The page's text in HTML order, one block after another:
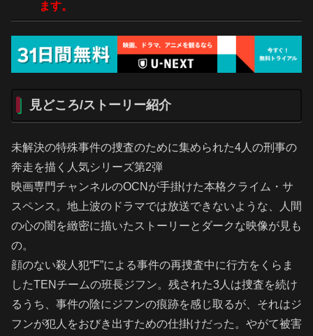
ます。
見どころ/ストーリー紹介
未解決の特殊事件の捜査のために集められた4人の刑事の
奔走を描く人気シリーズ第2弾
映画専門チャンネルのOCNが手掛けた本格クライム・サ
スペンス。地上波のドラマでは放送できないような、人間
の心の闇を緻密に描いたストーリーとダークな映像が見も
の。
顔のない殺人犯“F”による事件の再捜査中に行方をくらま
したTENチームの班長ジフン。残された3人は捜査を続け
るうち、事件の陰にジフンの痕跡を感じ取るが、それはジ
フンが犯人をおびき出すための仕掛けだった。やがて被害